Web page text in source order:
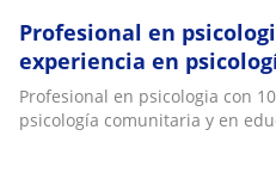
Profesional en
experiencia en
educación
Profesional en psicologia con
psicología comunitaria y en